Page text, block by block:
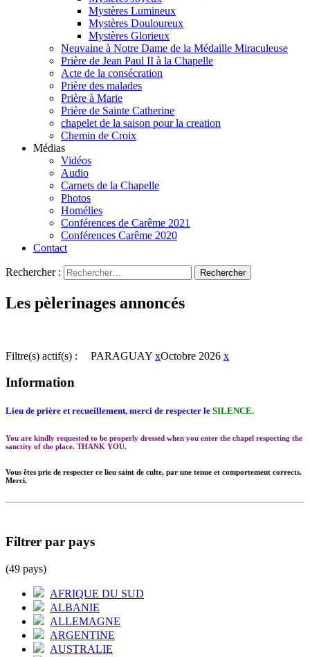
Mystères Lumineux
Mystères Douloureux
Mystères Glorieux
Neuvaine à Notre Dame de la Médaille Miraculeuse
Prière de Jean Paul II à la Chapelle
Acte de la consécration
Prière des malades
Prière à Marie
Prière de Sainte Catherine
chapelet de la saison pour la creation
Chemin de Croix
Médias
Vidéos
Audio
Carnets de la Chapelle
Photos
Homélies
Conférences de Carême 2021
Conférences Carême 2020
Contact
Rechercher :
Les pèlerinages annoncés
Filtre(s) actif(s) : PARAGUAY xOctobre 2026 x
Information
Lieu de prière et recueillement, merci de respecter le SILENCE.
You are kindly requested to be properly dressed when you enter the chapel respecting the
sanctity of the place. THANK YOU.
Vous êtes prie de respecter ce lieu saint de culte, par une tenue et comportement corrects.
Merci.
Filtrer par pays
(49 pays)
AFRIQUE DU SUD
ALBANIE
ALLEMAGNE
ARGENTINE
AUSTRALIE